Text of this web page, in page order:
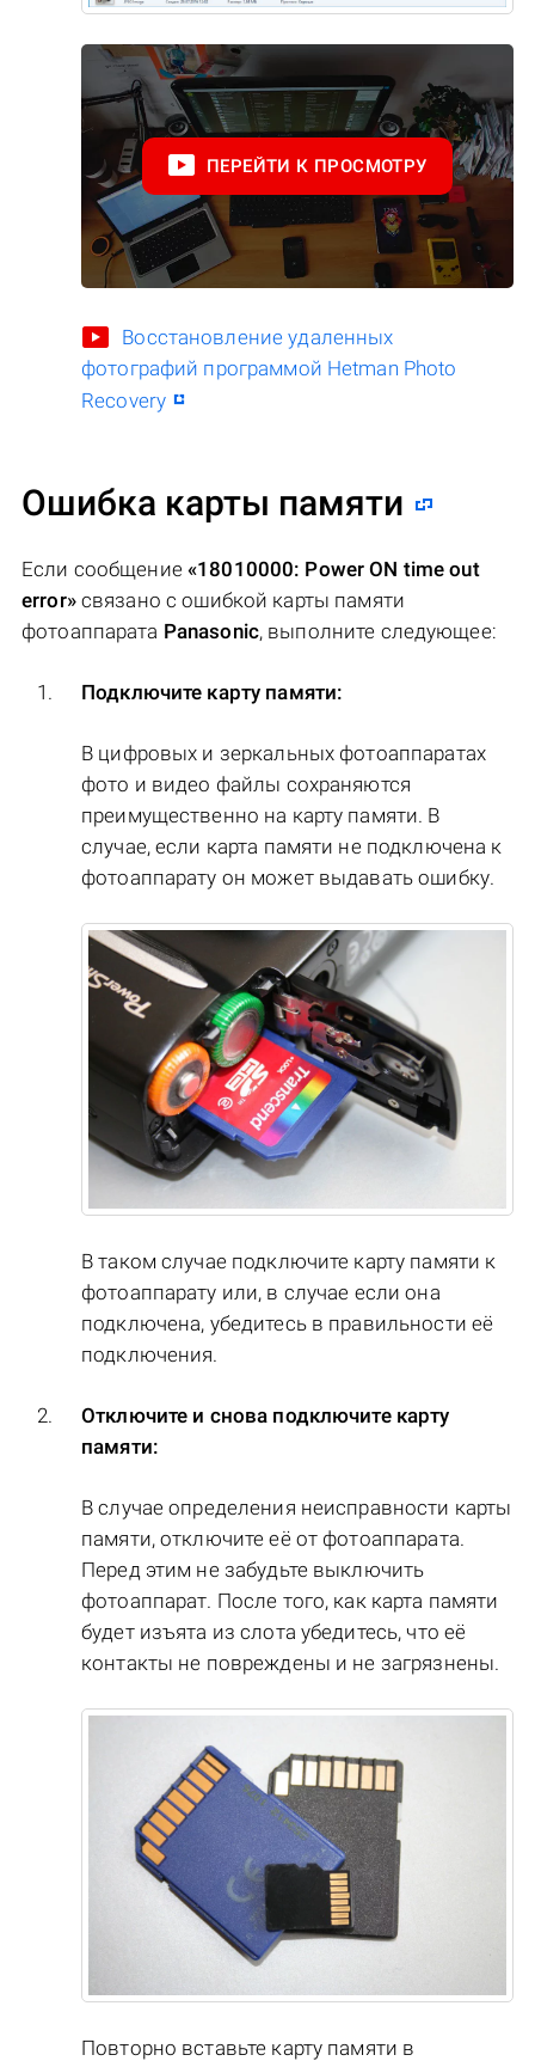
ПЕРЕЙТИ К ПРОСМОТРУ
Восстановление удаленных
фотографий программой Hetman Photo
Recovery
Ошибка карты памяти
Если сообщение «18010000: Power ON time out
error»связано с ошибкой карты памяти
фотоаппарата Panasonic, выполните следующее:
Подключите карту памяти:
В цифровых и зеркальных фотоаппаратах
фото и видео файлы сохраняются
преимущественно на карту памяти. В
случае, если карта памяти не подключена к
фотоаппарату он может выдавать ошибку.
В таком случае подключите карту памяти к
фотоаппарату или, в случае если она
подключена, убедитесь в правильности её
подключения.
Отключите и снова подключите карту
памяти:
В случае определения неисправности карты
памяти, отключите её от фотоаппарата.
Перед этим не забудьте выключить
фотоаппарат. После того, как карта памяти
будет изъята из слота убедитесь, что её
контакты не повреждены и не загрязнены.
Повторно вставьте карту памяти в